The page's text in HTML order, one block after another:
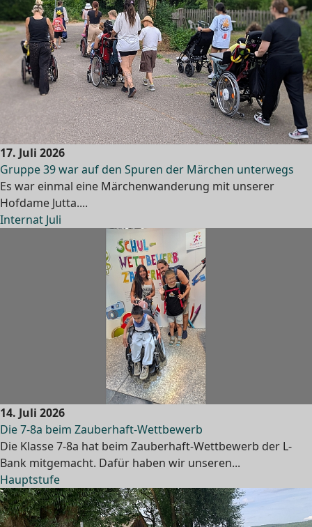
17. Juli 2026
Gruppe 39 war auf den Spuren der Märchen unterwegs
Es war einmal eine Märchenwanderung mit unserer
Hofdame Jutta....
Internat Juli
14. Juli 2026
Die 7-8a beim Zauberhaft-Wettbewerb
Die Klasse 7-8a hat beim Zauberhaft-Wettbewerb der L-
Bank mitgemacht. Dafür haben wir unseren...
Hauptstufe